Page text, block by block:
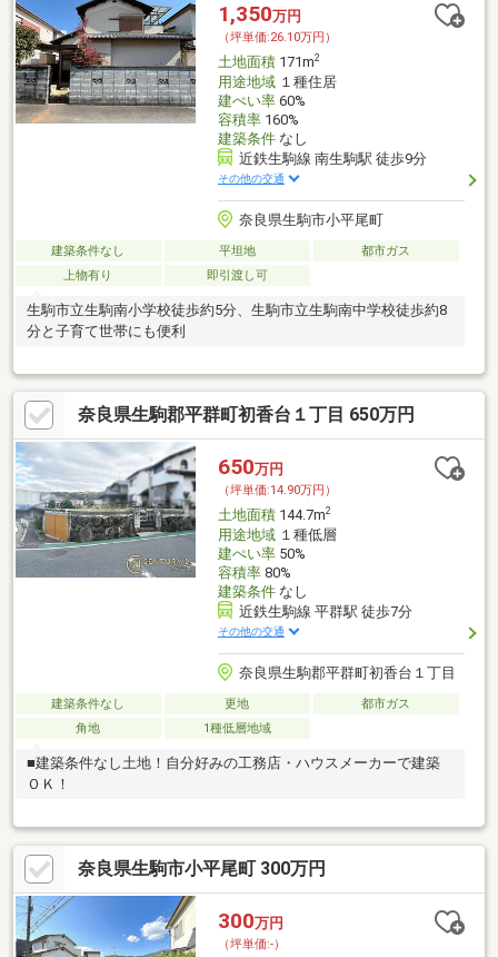
1,350万円
（坪単価:26.10万円）
土地面積171m2
用途地域１種住居
建ぺい率60%
容積率160%
建築条件なし
近鉄生駒線 南生駒駅 徒歩9分
その他の交通
奈良県生駒市小平尾町
建築条件なし 平坦地
都市ガス
上物有り
即引渡し可
生駒市立生駒南小学校徒歩約5分、生駒市立生駒南中学校徒歩約8
分と子育て世帯にも便利
奈良県生駒郡平群町初香台１丁目 650万円
650万円
（坪単価:14.90万円）
土地面積144.7m2
用途地域１種低層
建ぺい率50%
容積率80%
建築条件なし
近鉄生駒線 平群駅 徒歩7分
その他の交通
奈良県生駒郡平群町初香台１丁目
建築条件なし 更地
都市ガス
角地
1種低層地域
■建築条件なし土地！自分好みの工務店・ハウスメーカーで建築
ＯＫ！
奈良県生駒市小平尾町 300万円
300万円
（坪単価:-）